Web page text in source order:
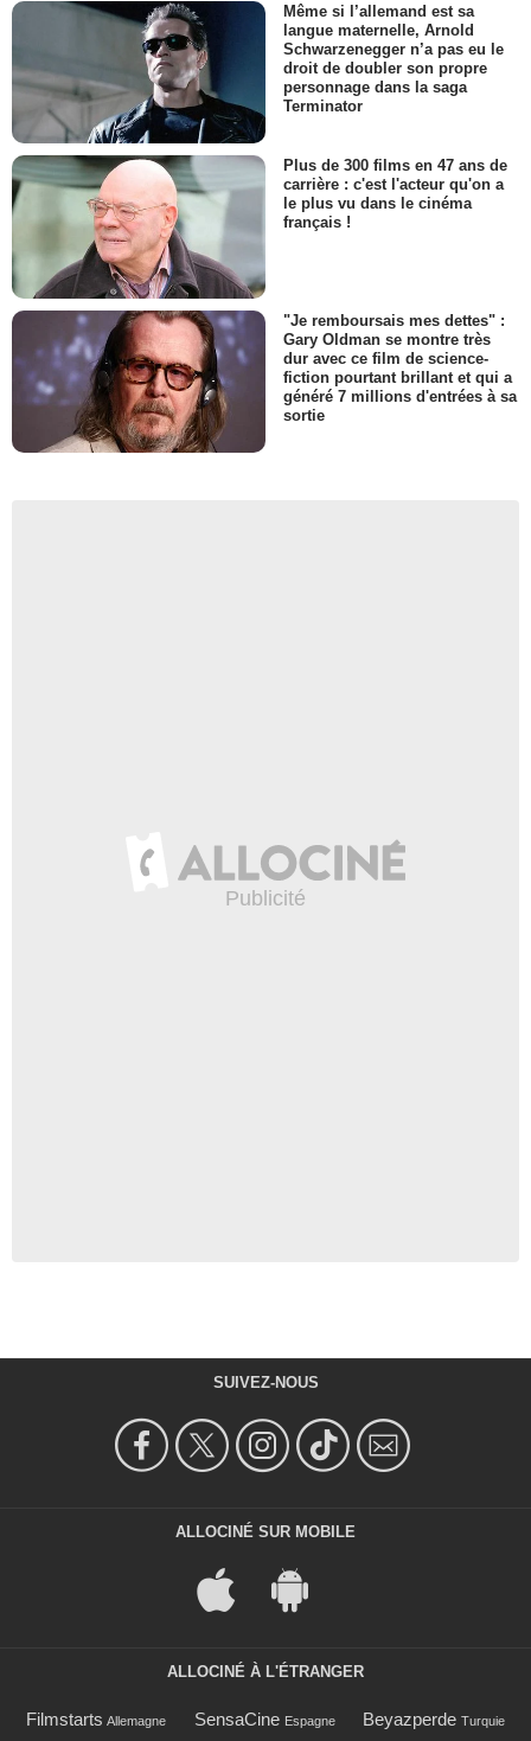
Même si l’allemand est sa
langue maternelle, Arnold
Schwarzenegger n’a pas eu le
droit de doubler son propre
personnage dans la saga
Terminator
Plus de 300 films en 47 ans de
carrière : c'est l'acteur qu'on a
le plus vu dans le cinéma
français !
"Je remboursais mes dettes" :
Gary Oldman se montre très
dur avec ce film de science-
fiction pourtant brillant et qui a
généré 7 millions d'entrées à sa
sortie
SUIVEZ-NOUS
ALLOCINÉ SUR MOBILE
ALLOCINÉ À L'ÉTRANGER
Filmstarts Allemagne SensaCine Espagne Beyazperde Turquie